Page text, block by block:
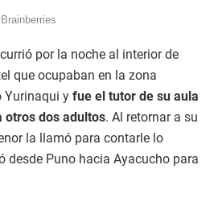
por la noche al interior de
que ocupaban en la zona
Yurinaqui y fue el tutor de su aula
otros dos adultos. Al retornar a su
la llamó para contarle lo
desde Puno hacia Ayacucho para